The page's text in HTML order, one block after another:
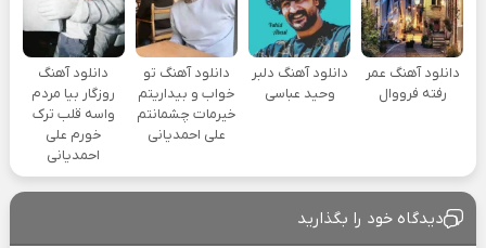
دانلود آهنگ عمر
رفته فرووال
دانلود آهنگ دلبر
وحید عباسی
دانلود آهنگ تو
خواب و بیداریتم
خیرمات چشمانتم
علی احمدیانی
دانلود آهنگ
روزگار بیا مردم
واسه قلب ترک
خورم علی
احمدیانی
دیدگاه خود را بگذارید